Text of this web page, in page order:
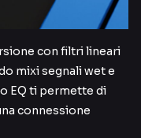
con filtri lineari
mixi segnali wet e
EQ ti permette di
connessione